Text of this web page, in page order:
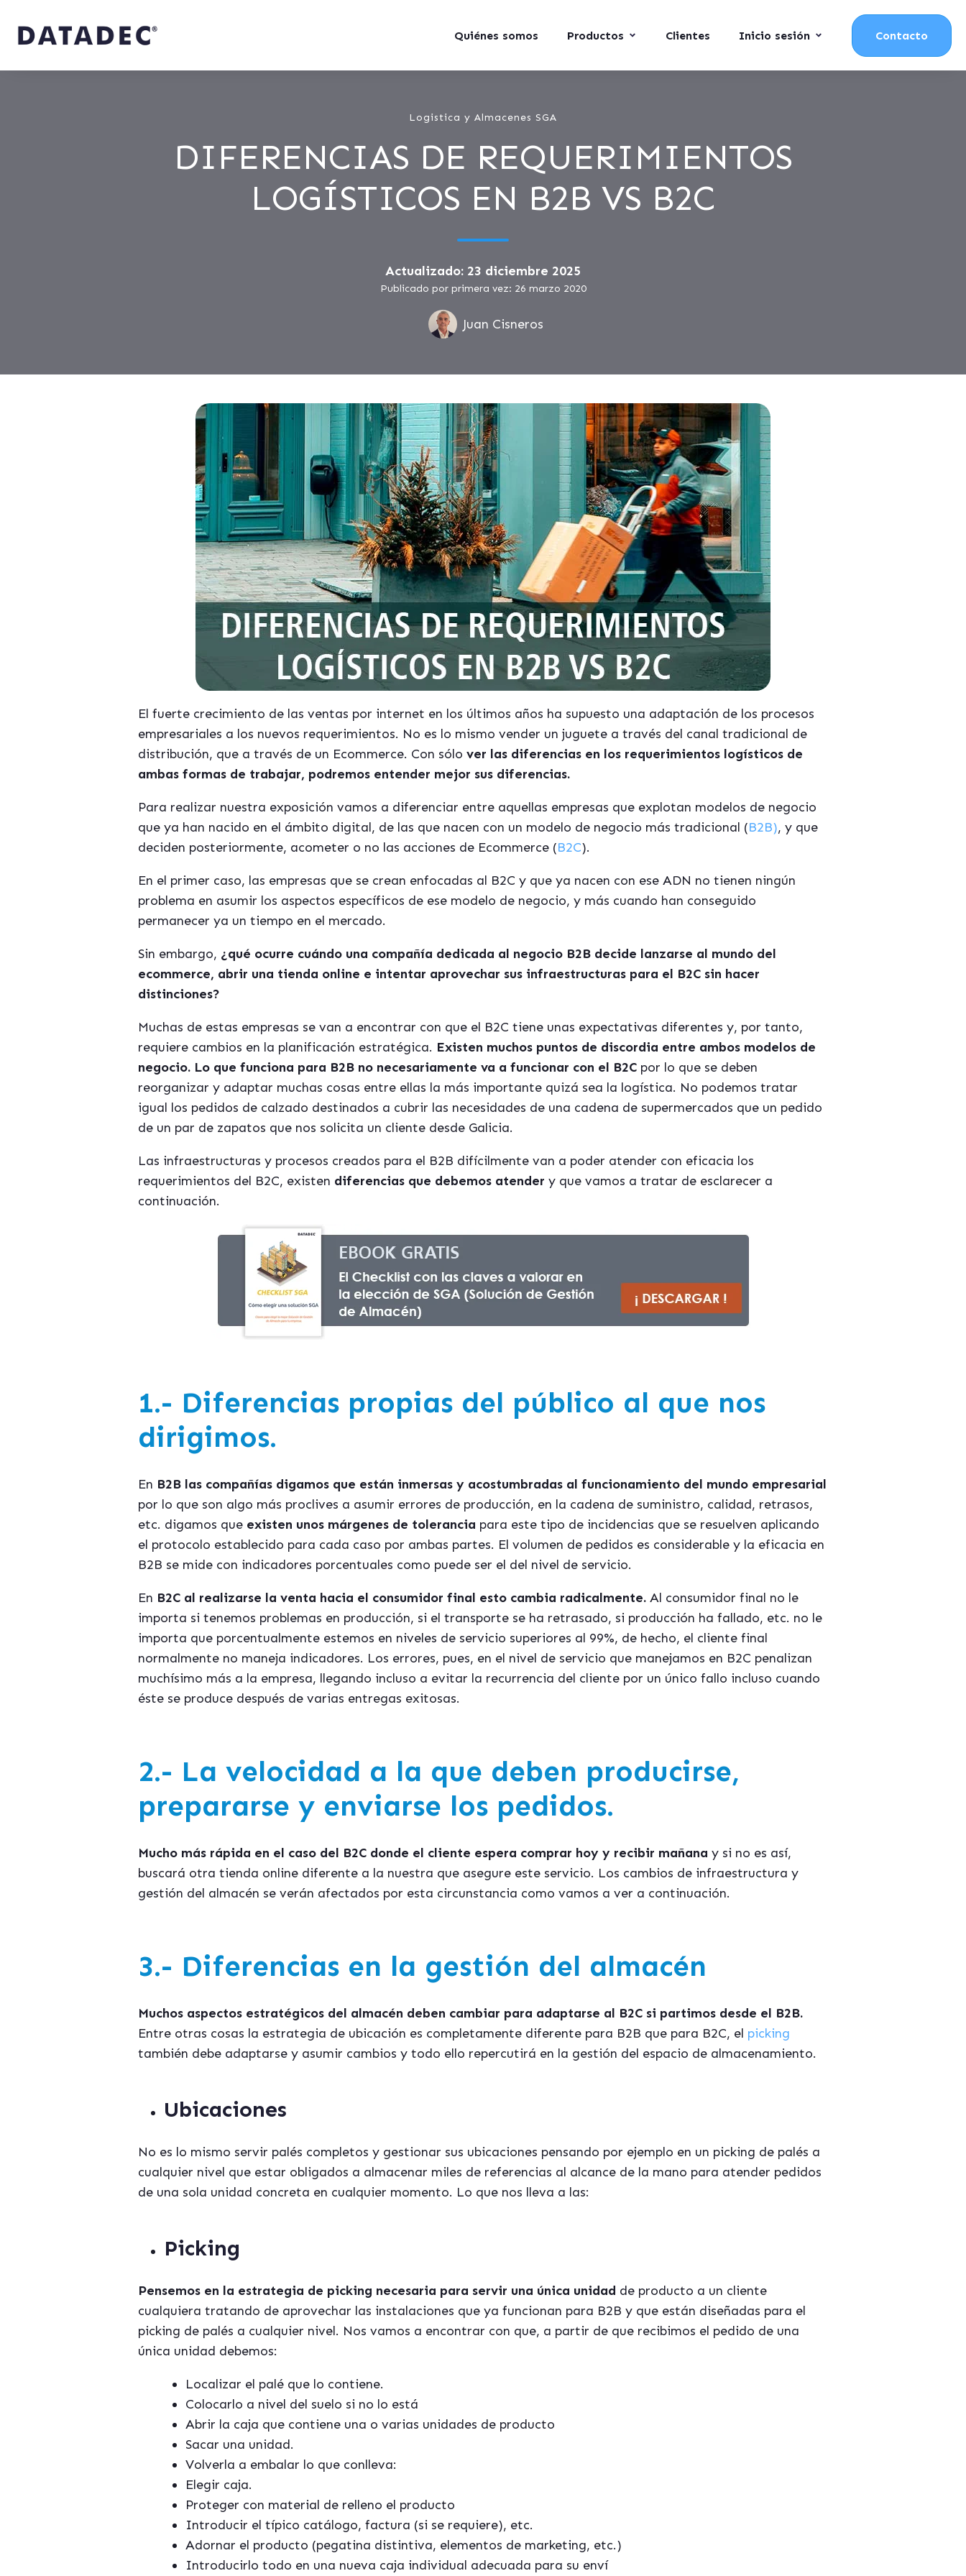
Quiénes somos Productos Clientes Inicio sesión Contacto
Logistica y Almacenes SGA
DIFERENCIAS DE REQUERIMIENTOS
LOGÍSTICOS EN B2B VS B2C
Actualizado: 23 diciembre 2025
Publicado por primera vez: 26 marzo 2020
Juan Cisneros
El fuerte crecimiento de las ventas por internet en los últimos años ha supuesto una adaptación de los procesos
empresariales a los nuevos requerimientos. No es lo mismo vender un juguete a través del canal tradicional de
distribución, que a través de un Ecommerce. Con sólo ver las diferencias en los requerimientos logísticos de
ambas formas de trabajar, podremos entender mejor sus diferencias.
Para realizar nuestra exposición vamos a diferenciar entre aquellas empresas que explotan modelos de negocio
que ya han nacido en el ámbito digital, de las que nacen con un modelo de negocio más tradicional (B2B), y que
deciden posteriormente, acometer o no las acciones de Ecommerce (B2C).
En el primer caso, las empresas que se crean enfocadas al B2C y que ya nacen con ese ADN no tienen ningún
problema en asumir los aspectos específicos de ese modelo de negocio, y más cuando han conseguido
permanecer ya un tiempo en el mercado.
Sin embargo, ¿qué ocurre cuándo una compañía dedicada al negocio B2B decide lanzarse al mundo del
ecommerce, abrir una tienda online e intentar aprovechar sus infraestructuras para el B2C sin hacer
distinciones?
Muchas de estas empresas se van a encontrar con que el B2C tiene unas expectativas diferentes y, por tanto,
requiere cambios en la planificación estratégica. Existen muchos puntos de discordia entre ambos modelos de
negocio. Lo que funciona para B2B no necesariamente va a funcionar con el B2C por lo que se deben
reorganizar y adaptar muchas cosas entre ellas la más importante quizá sea la logística. No podemos tratar
igual los pedidos de calzado destinados a cubrir las necesidades de una cadena de supermercados que un pedido
de un par de zapatos que nos solicita un cliente desde Galicia.
Las infraestructuras y procesos creados para el B2B difícilmente van a poder atender con eficacia los
requerimientos del B2C, existen diferencias que debemos atender y que vamos a tratar de esclarecer a
continuación.
1.- Diferencias propias del público al que nos
dirigimos.
En B2B las compañías digamos que están inmersas y acostumbradas al funcionamiento del mundo empresarial
por lo que son algo más proclives a asumir errores de producción, en la cadena de suministro, calidad, retrasos,
etc. digamos que existen unos márgenes de tolerancia para este tipo de incidencias que se resuelven aplicando
el protocolo establecido para cada caso por ambas partes. El volumen de pedidos es considerable y la eficacia en
B2B se mide con indicadores porcentuales como puede ser el del nivel de servicio.
En B2C al realizarse la venta hacia el consumidor final esto cambia radicalmente. Al consumidor final no le
importa si tenemos problemas en producción, si el transporte se ha retrasado, si producción ha fallado, etc. no le
importa que porcentualmente estemos en niveles de servicio superiores al 99%, de hecho, el cliente final
normalmente no maneja indicadores. Los errores, pues, en el nivel de servicio que manejamos en B2C penalizan
muchísimo más a la empresa, llegando incluso a evitar la recurrencia del cliente por un único fallo incluso cuando
éste se produce después de varias entregas exitosas.
2.- La velocidad a la que deben producirse,
prepararse y enviarse los pedidos.
Mucho más rápida en el caso del B2C donde el cliente espera comprar hoy y recibir mañana y si no es así,
buscará otra tienda online diferente a la nuestra que asegure este servicio. Los cambios de infraestructura y
gestión del almacén se verán afectados por esta circunstancia como vamos a ver a continuación.
3.- Diferencias en la gestión del almacén
Muchos aspectos estratégicos del almacén deben cambiar para adaptarse al B2C si partimos desde el B2B.
Entre otras cosas la estrategia de ubicación es completamente diferente para B2B que para B2C, el picking
también debe adaptarse y asumir cambios y todo ello repercutirá en la gestión del espacio de almacenamiento.
Ubicaciones
No es lo mismo servir palés completos y gestionar sus ubicaciones pensando por ejemplo en un picking de palés a
cualquier nivel que estar obligados a almacenar miles de referencias al alcance de la mano para atender pedidos
de una sola unidad concreta en cualquier momento. Lo que nos lleva a las:
Picking
Pensemos en la estrategia de picking necesaria para servir una única unidad de producto a un cliente
cualquiera tratando de aprovechar las instalaciones que ya funcionan para B2B y que están diseñadas para el
picking de palés a cualquier nivel. Nos vamos a encontrar con que, a partir de que recibimos el pedido de una
única unidad debemos:
Localizar el palé que lo contiene.
Colocarlo a nivel del suelo si no lo está
Abrir la caja que contiene una o varias unidades de producto
Sacar una unidad.
Volverla a embalar lo que conlleva:
Elegir caja.
Proteger con material de relleno el producto
Introducir el típico catálogo, factura (si se requiere), etc.
Adornar el producto (pegatina distintiva, elementos de marketing, etc.)
Introducirlo todo en una nueva caja individual adecuada para su enví